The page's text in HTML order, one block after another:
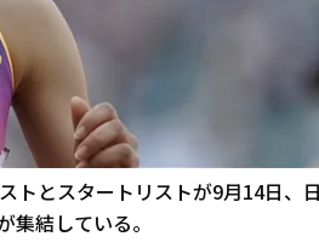
トとスタートリストが9月14日、日
集結している。